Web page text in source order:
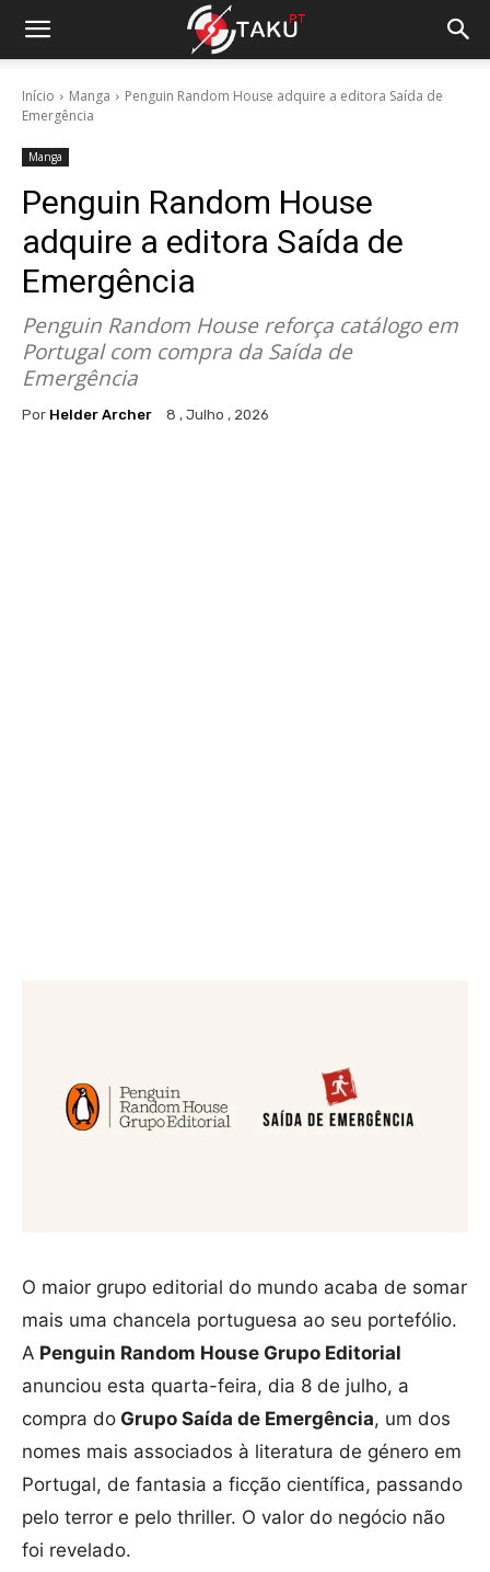
Início Manga
Penguin Random House adquire a editora Saída de
Emergência
Manga
Penguin Random House
adquire a editora Saída de
Emergência
Penguin Random House reforça catálogo em
Portugal com compra da Saída de
Emergência
Por Helder Archer 8 , Julho , 2026
O maior grupo editorial do mundo acaba de somar
mais uma chancela portuguesa ao seu portefólio.
A Penguin Random House Grupo Editorial
anunciou esta quarta-feira, dia 8 de julho, a
compra do Grupo Saída de Emergência, um dos
nomes mais associados à literatura de género em
Portugal, de fantasia a ficção científica, passando
pelo terror e pelo thriller. O valor do negócio não
foi revelado.